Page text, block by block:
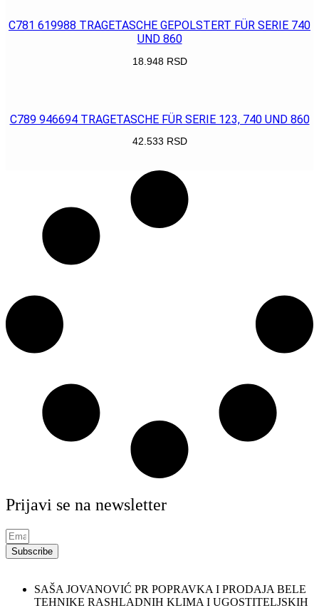
C781 619988 TRAGETASCHE GEPOLSTERT FÜR SERIE 740
UND 860
18.948 RSD
C789 946694 TRAGETASCHE FÜR SERIE 123, 740 UND 860
42.533 RSD
Prijavi se na newsletter
Subscribe
SAŠA JOVANOVIĆ PR POPRAVKA I PRODAJA BELE
TEHNIKE RASHLADNIH KLIMA I UGOSTITELJSKIH